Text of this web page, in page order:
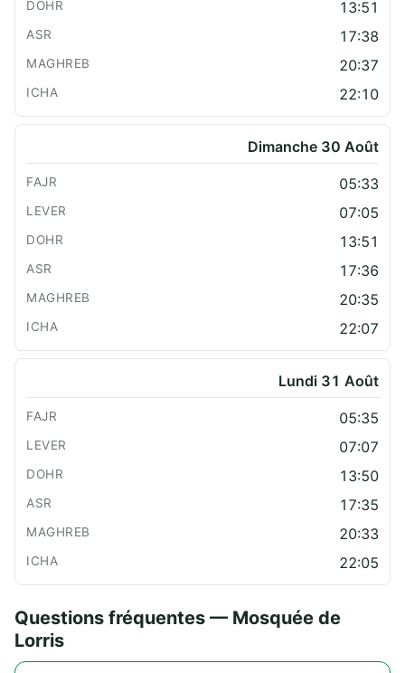
13:51
17:38
20:37
22:10
Dimanche 30 Août
05:33
07:05
13:51
17:36
20:35
22:07
Lundi 31 Août
05:35
07:07
13:50
17:35
20:33
22:05
Questions fréquentes — Mosquée de
Lorris